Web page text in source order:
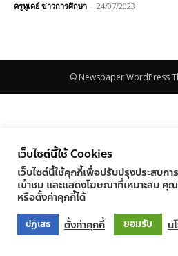
ครูทูเดย์ ข่าวการศึกษา - 24/07/2023
© Newspaper WordPress
เว็บไซต์นี้ใช้ Cookies
เว็บไซต์นี้ใช้คุกกี้เพื่อปรับปรุงประสบกา
เข้าชม และแสดงโฆษณาที่เหมาะสม คุ
หรือตั้งค่าคุกกี้ได้
ปฏิเสธ ตั้งค่าคุกกี้ ยอมรับ น